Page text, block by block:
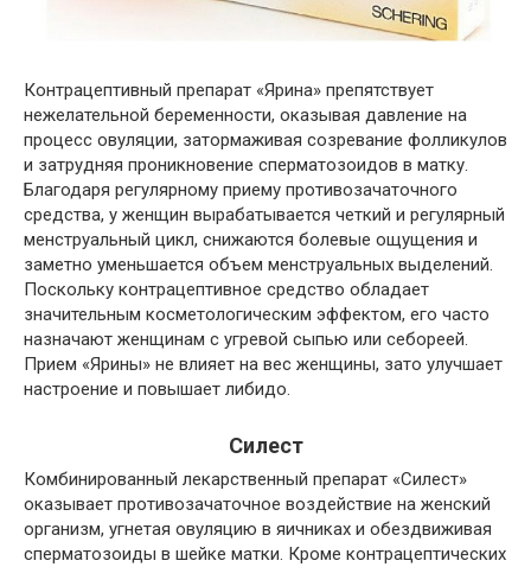
Контрацептивный препарат «Ярина» препятствует
нежелательной беременности, оказывая давление на
процесс овуляции, затормаживая созревание фолликулов
и затрудняя проникновение сперматозоидов в матку.
Благодаря регулярному приему противозачаточного
средства, у женщин вырабатывается четкий и регулярный
менструальный цикл, снижаются болевые ощущения и
заметно уменьшается объем менструальных выделений.
Поскольку контрацептивное средство обладает
значительным косметологическим эффектом, его часто
назначают женщинам с угревой сыпью или себореей.
Прием «Ярины» не влияет на вес женщины, зато улучшает
настроение и повышает либидо.
Силест
Комбинированный лекарственный препарат «Силест»
оказывает противозачаточное воздействие на женский
организм, угнетая овуляцию в яичниках и обездвиживая
сперматозоиды в шейке матки. Кроме контрацептических